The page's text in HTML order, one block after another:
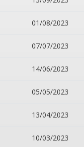
01/08/2023
07/07/2023
14/06/2023
05/05/2023
13/04/2023
10/03/2023